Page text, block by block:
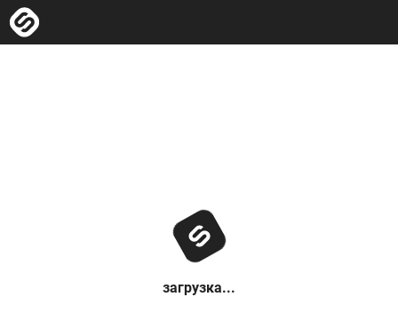
загрузка...